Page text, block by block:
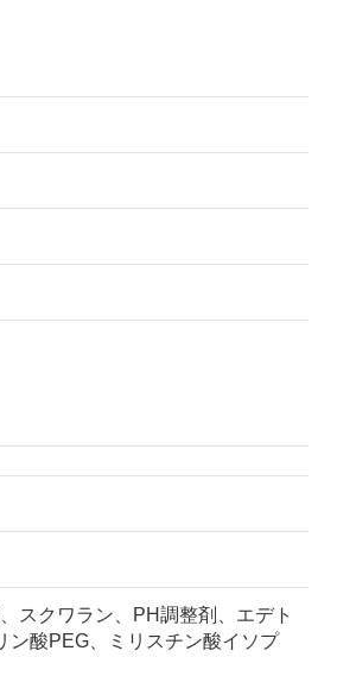
スクワラン、PH調整剤、エデト
ン酸PEG、ミリスチン酸イソプ